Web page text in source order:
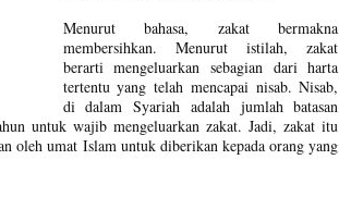
Menurut bahasa, zakat bermakna
membersihkan. Menurut istilah, zakat
berarti mengeluarkan sebagian dari harta
tertentu yang telah mencapai nisab. Nisab,
di dalam Syariah adalah jumlah batasan
untuk wajib mengeluarkan zakat. Jadi, zakat itu
oleh umat Islam untuk diberikan kepada orang yang